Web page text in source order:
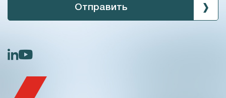
Отправить
linkedinyoutube